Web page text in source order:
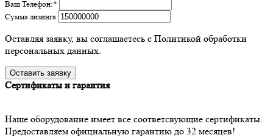
Ваш Телефон:*
Сумма лизинга
Оставляя заявку, вы соглашаетесь с Политикой обработки
персональных данных.
Сертификаты и гарантия
Наше оборудование имеет все соответсвующие сертификаты.
Предоставляем официальную гарантию до 32 месяцев!